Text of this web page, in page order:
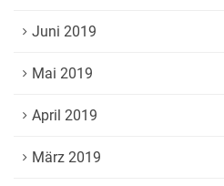
Juni 2019
Mai 2019
April 2019
März 2019